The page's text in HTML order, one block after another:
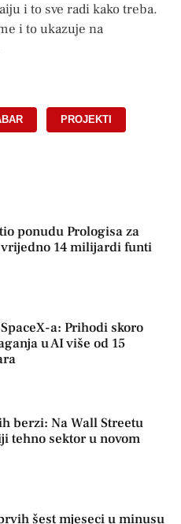
i to sve radi kako treba.
i to ukazuje na
PROJEKTI
ponudu Prologisa za
14 milijardi funti
a: Prihodi skoro
u AI više od 15
berzi: Na Wall Streetu
tehno sektor u novom
šest mjeseci u minusu